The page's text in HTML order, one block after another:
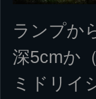
ランプか
深5cmか
ミドリイ